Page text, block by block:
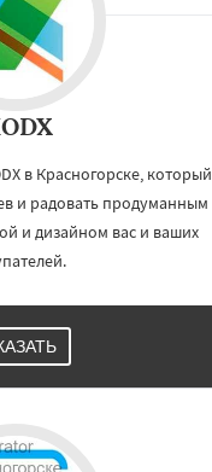
в Красногорске, который
и радовать продуманным
и дизайном вас и ваших